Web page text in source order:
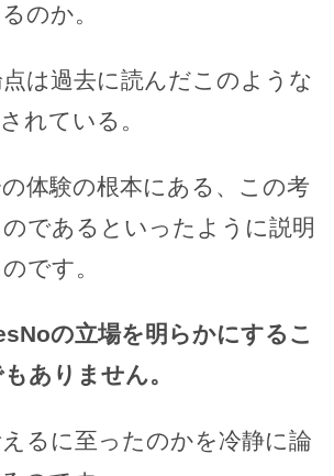
のか。
は過去に読んだこのような
れている。
体験の根本にある、この考
であるといったように説明
です。
の立場を明らかにするこ
ありません。
るに至ったのかを冷静に論